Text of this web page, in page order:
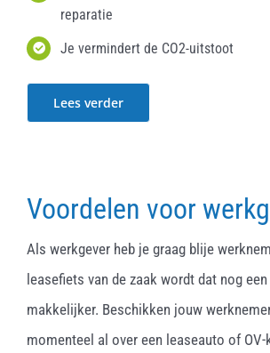
reparatie
Je vermindert de CO2-uitstoot
Lees verder
Voordelen voor
Als werkgever heb je graag blije
leasefiets van de zaak wordt dat nog
makkelijker. Beschikken jouw
momenteel al over een leaseauto of OV-